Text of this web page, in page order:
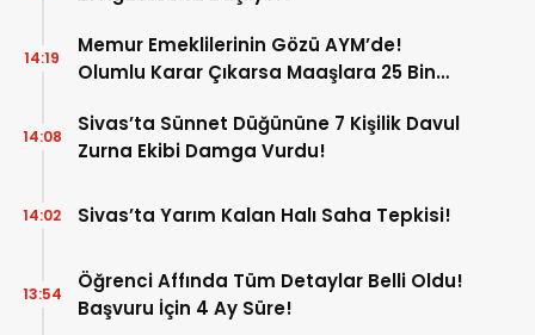
Memur Emeklilerinin Gözü AYM’de!
Olumlu Karar Çıkarsa Maaşlara 25 Bin
14:19
Sivas’ta Sünnet Düğününe 7 Kişilik Davul
Zurna Ekibi Damga Vurdu!
14:08
Sivas’ta Yarım Kalan Halı Saha Tepkisi!
14:02
Öğrenci Affında Tüm Detaylar Belli Oldu!
Başvuru İçin 4 Ay Süre!
13:54